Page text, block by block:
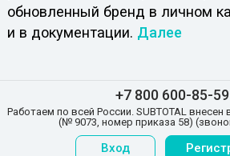
обновленный бренд в личном
и в документации. Далее
+7 800 600-85-59
Работаем по всей России. SUBTOTAL
(№ 9073, номер приказа 58)
Вход